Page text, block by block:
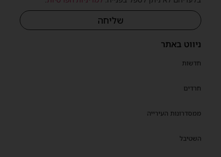
ניווט באתר
חדשות
חרדים
ממסדרונות העירייה
השטיבל
שליחה